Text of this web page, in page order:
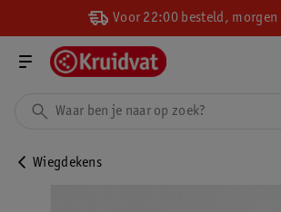
Voor 22:00 besteld, morgen
Wiegdekens